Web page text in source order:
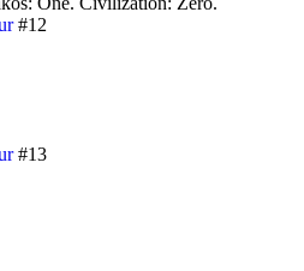
#12
#13